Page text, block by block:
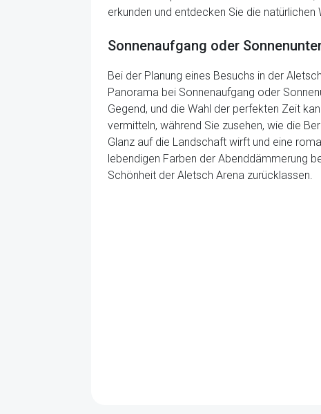
erkunden und entdecken Sie die
Sonnenaufgang oder
Bei der Planung eines Besuchs in der
Panorama bei Sonnenaufgang oder
Gegend, und die Wahl der perfekten Zeit
vermitteln, während Sie zusehen, wie die
Glanz auf die Landschaft wirft und eine
lebendigen Farben der Abenddämmerung
Schönheit der Aletsch Arena zurücklassen.